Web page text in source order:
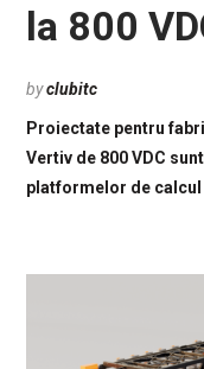
la 800
byclubitc
Proiectate pentru
Vertiv de 800 VDC
platformelor de calcul